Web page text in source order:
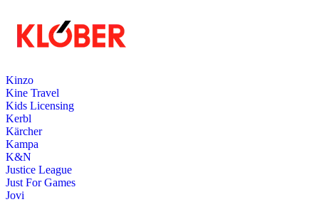
Kinzo
Kine Travel
Kids Licensing
Kerbl
Kärcher
Kampa
K&N
Justice League
Just For Games
Jovi